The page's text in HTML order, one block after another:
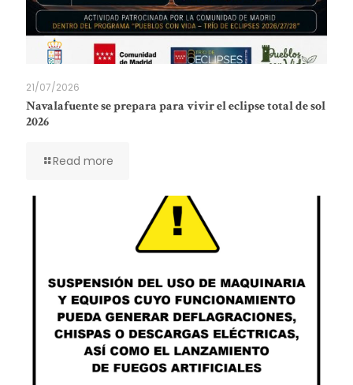
21/07/2026
Navalafuente se prepara para vivir el eclipse total de sol
2026
Read more